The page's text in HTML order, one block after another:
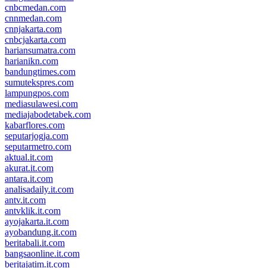
cnbcmedan.com
cnnmedan.com
cnnjakarta.com
cnbcjakarta.com
hariansumatra.com
harianikn.com
bandungtimes.com
sumutekspres.com
lampungpos.com
mediasulawesi.com
mediajabodetabek.com
kabarflores.com
seputarjogja.com
seputarmetro.com
aktual.it.com
akurat.it.com
antara.it.com
analisadaily.it.com
antv.it.com
antvklik.it.com
ayojakarta.it.com
ayobandung.it.com
beritabali.it.com
bangsaonline.it.com
beritajatim.it.com